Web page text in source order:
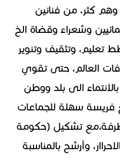
كثر، من فنانين
وشعراء وقضاة الخ
تعليم، وتثقيف وتنوير
العالم، حتى تقوي
الى بلد ووطن
فريسة سهلة للجماعات
تشكيل (حكومة
وأرشح بالمناسبة